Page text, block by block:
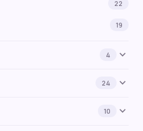
22
19
4 expand_more
24 expand_more
10 expand_more